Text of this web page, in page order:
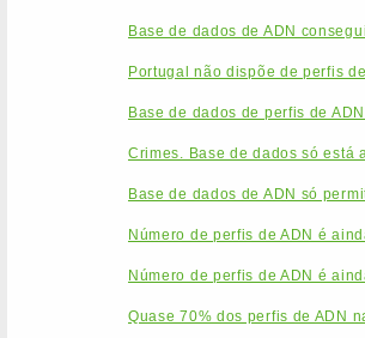
Base de dados de ADN
Portugal não dispõe de perfis
Base de dados de perfis de
Crimes. Base de dados só está
Base de dados de ADN só
Número de perfis de ADN é
Número de perfis de ADN é
Quase 70% dos perfis de ADN